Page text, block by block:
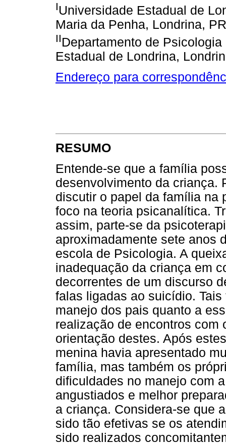
IUniversidade Estadual de
Maria da Penha, Londrina,
IIDepartamento de
Estadual de Londrina,
Endereço para
RESUMO
Entende-se que a família
desenvolvimento da criança.
discutir o papel da família na
foco na teoria psicanalítica.
assim, parte-se da
aproximadamente sete anos
escola de Psicologia. A
inadequação da criança em
decorrentes de um discurso
falas ligadas ao suicídio.
manejo dos pais quanto a
realização de encontros com
orientação destes. Após
menina havia apresentado
família, mas também os
dificuldades no manejo com
angustiados e melhor
a criança. Considera-se que
sido tão efetivas se os
sido realizados